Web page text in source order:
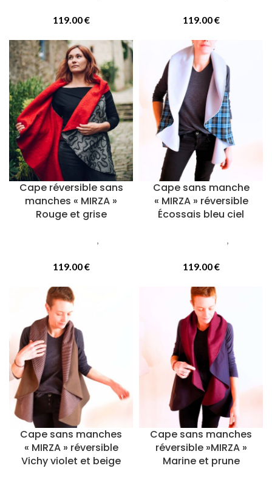
119.00€
119.00€
Cape réversible sans
manches « MIRZA »
Rouge et grise
,
119.00€
Cape sans manche
« MIRZA » réversible
Écossais bleu ciel
,
119.00€
Cape sans manches
« MIRZA » réversible
Vichy violet et beige
Cape sans manches
réversible »MIRZA »
Marine et prune